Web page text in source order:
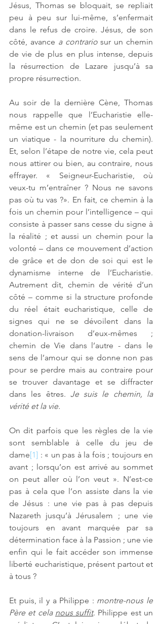
Jésus, Thomas se bloquait, se repliait
peu à peu sur lui-même, s’enfermait
dans le refus de croire. Jésus, de son
côté, avance a contrario sur un chemin
de vie de plus en plus intense, depuis
la résurrection de Lazare jusqu’à sa
propre résurrection.
Au soir de la dernière Cène, Thomas
nous rappelle que l’Eucharistie elle-
même est un chemin (et pas seulement
un viatique - la nourriture du chemin).
Et, selon l’étape de notre vie, cela peut
nous attirer ou bien, au contraire, nous
effrayer. « Seigneur-Eucharistie, où
veux-tu m’entraîner ? Nous ne savons
pas où tu vas ?». En fait, ce chemin à la
fois un chemin pour l’intelligence – qui
consiste à passer sans cesse du signe à
la réalité ; et aussi un chemin pour la
volonté – dans ce mouvement d’action
de grâce et de don de soi qui est le
dynamisme interne de l’Eucharistie.
Autrement dit, chemin de vérité d’un
côté – comme si la structure profonde
du réel était eucharistique, celle de
signes qui ne se dévoilent dans la
donation-livraison d’eux-mêmes ;
chemin de Vie dans l’autre - dans le
sens de l’amour qui se donne non pas
pour se perdre mais au contraire pour
se trouver davantage et se diffracter
dans les êtres. Je suis le chemin, la
vérité et la vie.
On dit parfois que les règles de la vie
sont semblable à celle du jeu de
dame[1] : « un pas à la fois ; toujours en
avant ; lorsqu’on est arrivé au sommet
on peut aller où l’on veut ». N’est-ce
pas à cela que l’on assiste dans la vie
de Jésus : une vie pas à pas depuis
Nazareth jusqu’à Jérusalem ; une vie
toujours en avant marquée par sa
détermination face à la Passion ; une vie
enfin qui le fait accéder son immense
liberté eucharistique, présent partout et
à tous ?
Et puis, il y a Philippe : montre-nous le
Père et cela nous suffit. Philippe est un